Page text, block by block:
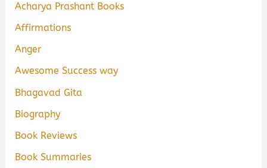
Acharya Prashant Books
Affirmations
Anger
Awesome Success way
Bhagavad Gita
Biography
Book Reviews
Book Summaries